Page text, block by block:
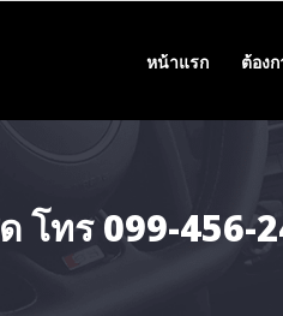
หน้าแรก ต้อง
โทร 099-